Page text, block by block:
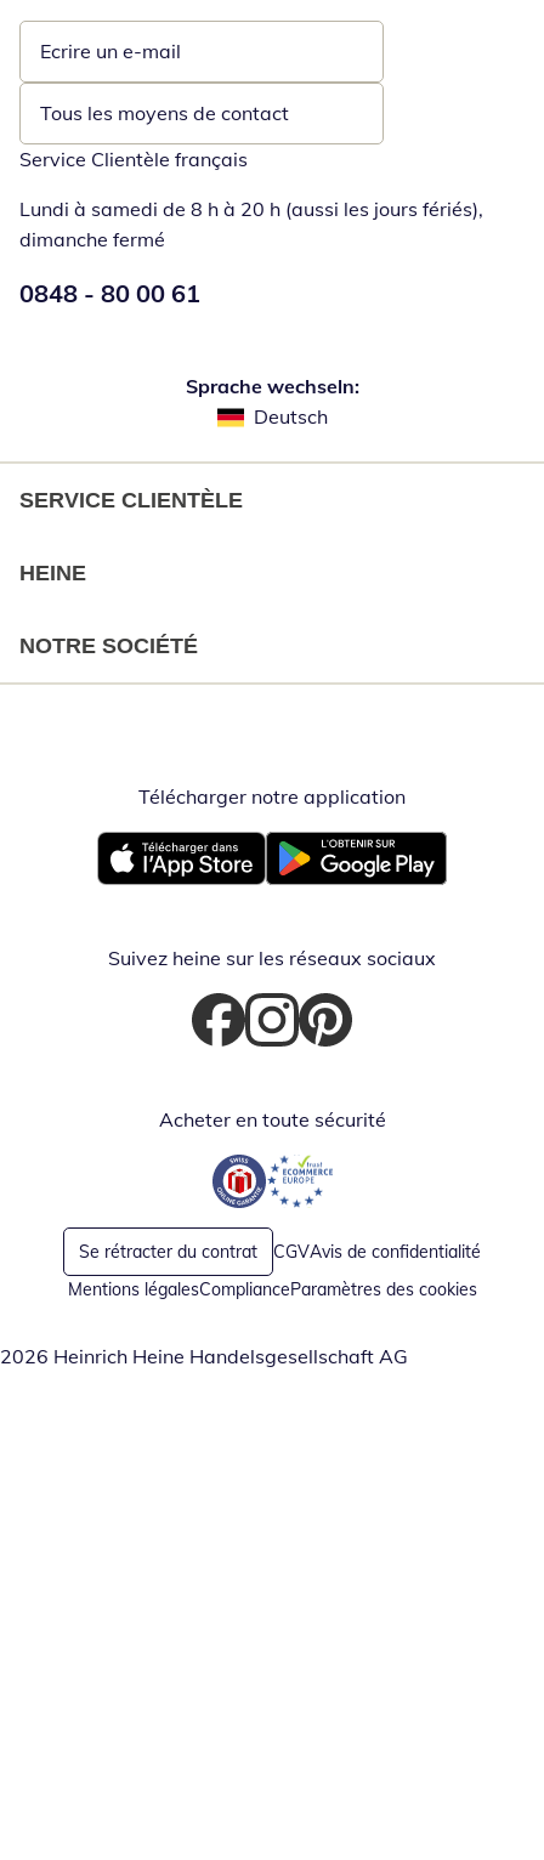
Ecrire un e-mail
Ouvre un client de messagerie
Tous les moyens de contact
Service Clientèle français
Lundi à samedi de 8 h à 20 h (aussi les jours fériés),
dimanche fermé
Numéro de téléphone:
0848 - 80 00 61
Sprache wechseln:
Deutsch
SERVICE CLIENTÈLE
HEINE
NOTRE SOCIÉTÉ
Télécharger notre application
Opent in nieuw vensterOpent in nieuw venster
Suivez heine sur les réseaux sociaux
Opent in nieuw venster
Opent in nieuw venster
Opent in nieuw venster
Acheter en toute sécurité
Opent in nieuw venster
Opent in nieuw venster
Se rétracter du contrat CGVAvis de confidentialité
Mentions légalesComplianceParamètres des cookies
2026 Heinrich Heine Handelsgesellschaft AG